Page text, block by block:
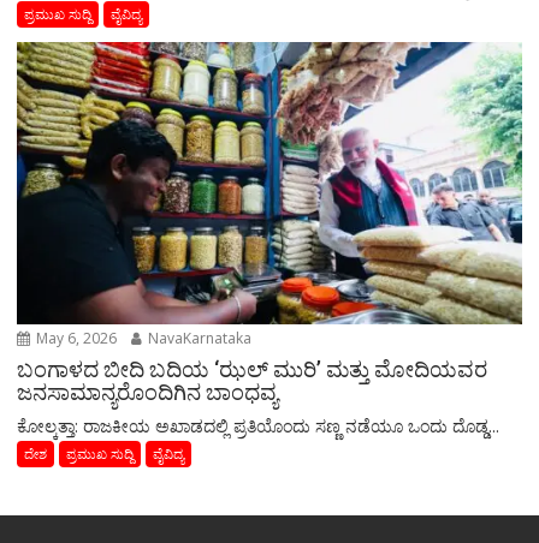
ಪ್ರಮುಖ ಸುದ್ದಿ ವೈವಿದ್ಯ
May 6, 2026 NavaKarnataka
ಬಂಗಾಳದ ಬೀದಿ ಬದಿಯ ‘ಝಲ್ ಮುರಿ’ ಮತ್ತು ಮೋದಿಯವರ
ಜನಸಾಮಾನ್ಯರೊಂದಿಗಿನ ಬಾಂಧವ್ಯ
​ಕೋಲ್ಕತ್ತಾ: ರಾಜಕೀಯ ಅಖಾಡದಲ್ಲಿ ಪ್ರತಿಯೊಂದು ಸಣ್ಣ ನಡೆಯೂ ಒಂದು ದೊಡ್ಡ...
ದೇಶ ಪ್ರಮುಖ ಸುದ್ದಿ ವೈವಿದ್ಯ